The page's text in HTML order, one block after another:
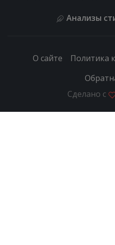
Анализы
О сайте
Политика
Сделано с